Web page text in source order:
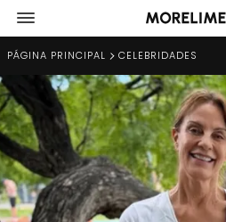
PÁGINA PRINCIPAL CELEBRIDADES